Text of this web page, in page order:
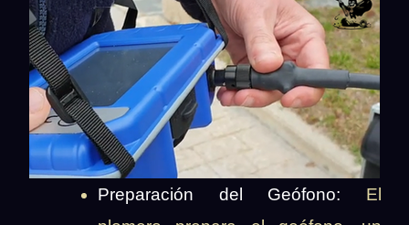
Preparación del Geófono: El